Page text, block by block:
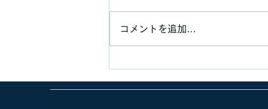
✨😊
コメントを追加…